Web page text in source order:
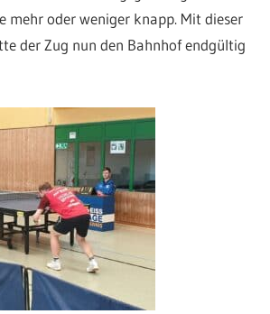
mehr oder weniger knapp. Mit dieser
der Zug nun den Bahnhof endgültig